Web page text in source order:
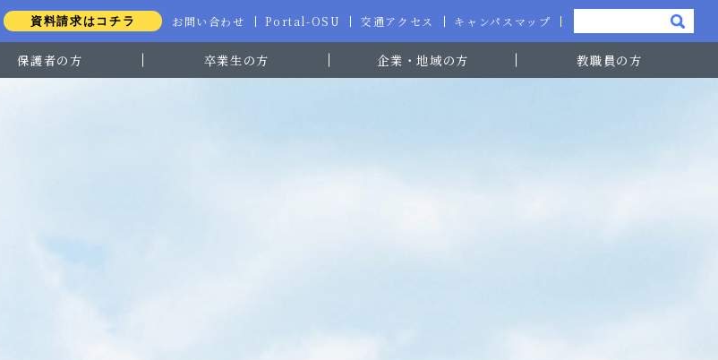
資料請求はコチラ お問い合わせ Portal-OSU 交通アクセス キャンパスマップ
保護者の方 卒業生の方 企業・地域の方 教職員の方